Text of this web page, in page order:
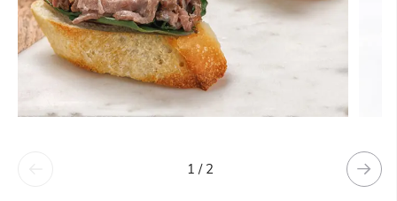
1 / 2